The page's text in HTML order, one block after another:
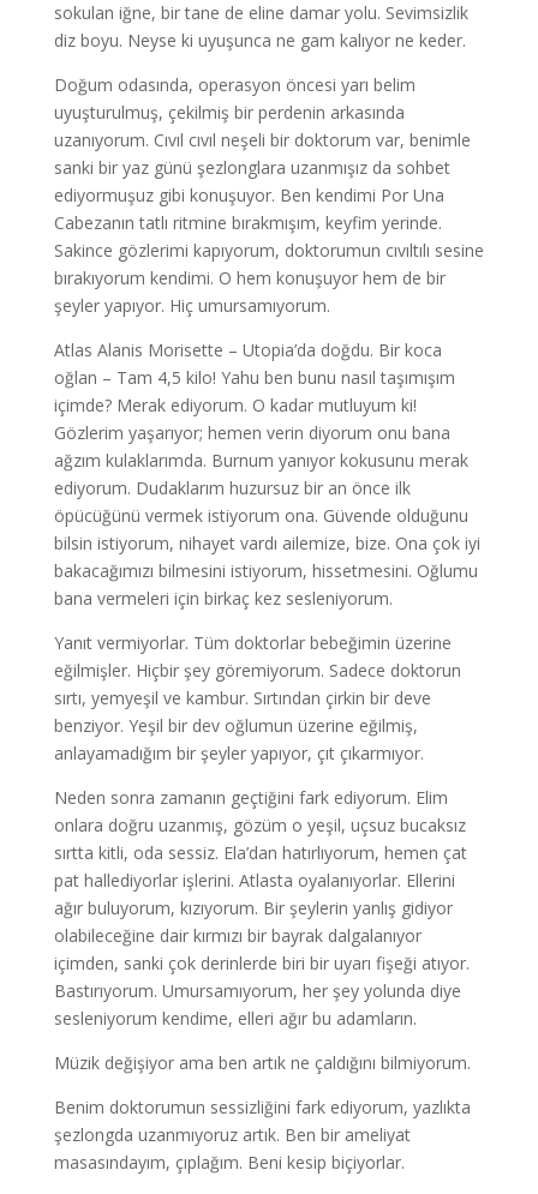
sokulan iğne, bir tane de eline damar yolu. Sevimsizlik
diz boyu. Neyse ki uyuşunca ne gam kalıyor ne keder.
Doğum odasında, operasyon öncesi yarı belim
uyuşturulmuş, çekilmiş bir perdenin arkasında
uzanıyorum. Cıvıl cıvıl neşeli bir doktorum var, benimle
sanki bir yaz günü şezlonglara uzanmışız da sohbet
ediyormuşuz gibi konuşuyor. Ben kendimi Por Una
Cabezanın tatlı ritmine bırakmışım, keyfim yerinde.
Sakince gözlerimi kapıyorum, doktorumun cıvıltılı sesine
bırakıyorum kendimi. O hem konuşuyor hem de bir
şeyler yapıyor. Hiç umursamıyorum.
Atlas Alanis Morisette – Utopia’da doğdu. Bir koca
oğlan – Tam 4,5 kilo! Yahu ben bunu nasıl taşımışım
içimde? Merak ediyorum. O kadar mutluyum ki!
Gözlerim yaşarıyor; hemen verin diyorum onu bana
ağzım kulaklarımda. Burnum yanıyor kokusunu merak
ediyorum. Dudaklarım huzursuz bir an önce ilk
öpücüğünü vermek istiyorum ona. Güvende olduğunu
bilsin istiyorum, nihayet vardı ailemize, bize. Ona çok iyi
bakacağımızı bilmesini istiyorum, hissetmesini. Oğlumu
bana vermeleri için birkaç kez sesleniyorum.
Yanıt vermiyorlar. Tüm doktorlar bebeğimin üzerine
eğilmişler. Hiçbir şey göremiyorum. Sadece doktorun
sırtı, yemyeşil ve kambur. Sırtından çirkin bir deve
benziyor. Yeşil bir dev oğlumun üzerine eğilmiş,
anlayamadığım bir şeyler yapıyor, çıt çıkarmıyor.
Neden sonra zamanın geçtiğini fark ediyorum. Elim
onlara doğru uzanmış, gözüm o yeşil, uçsuz bucaksız
sırtta kitli, oda sessiz. Ela’dan hatırlıyorum, hemen çat
pat hallediyorlar işlerini. Atlasta oyalanıyorlar. Ellerini
ağır buluyorum, kızıyorum. Bir şeylerin yanlış gidiyor
olabileceğine dair kırmızı bir bayrak dalgalanıyor
içimden, sanki çok derinlerde biri bir uyarı fişeği atıyor.
Bastırıyorum. Umursamıyorum, her şey yolunda diye
sesleniyorum kendime, elleri ağır bu adamların.
Müzik değişiyor ama ben artık ne çaldığını bilmiyorum.
Benim doktorumun sessizliğini fark ediyorum, yazlıkta
şezlongda uzanmıyoruz artık. Ben bir ameliyat
masasındayım, çıplağım. Beni kesip biçiyorlar.